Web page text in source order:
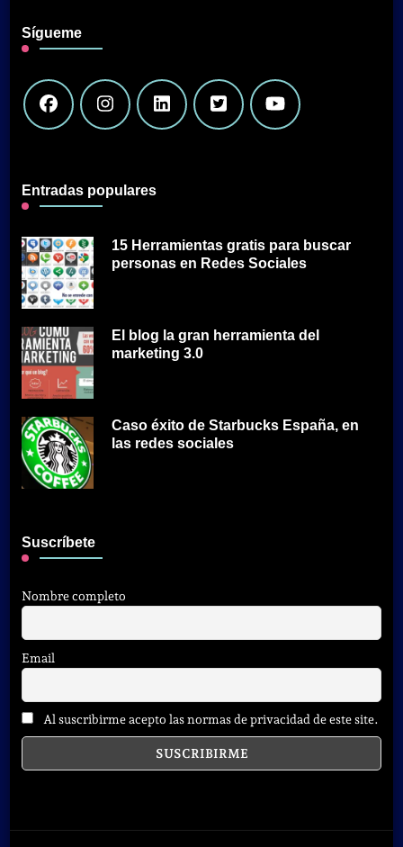
Sígueme
Entradas populares
15 Herramientas gratis para buscar
personas en Redes Sociales
El blog la gran herramienta del
marketing 3.0
Caso éxito de Starbucks España, en
las redes sociales
Suscríbete
Nombre completo
Email
Al suscribirme acepto las normas de privacidad de este site.